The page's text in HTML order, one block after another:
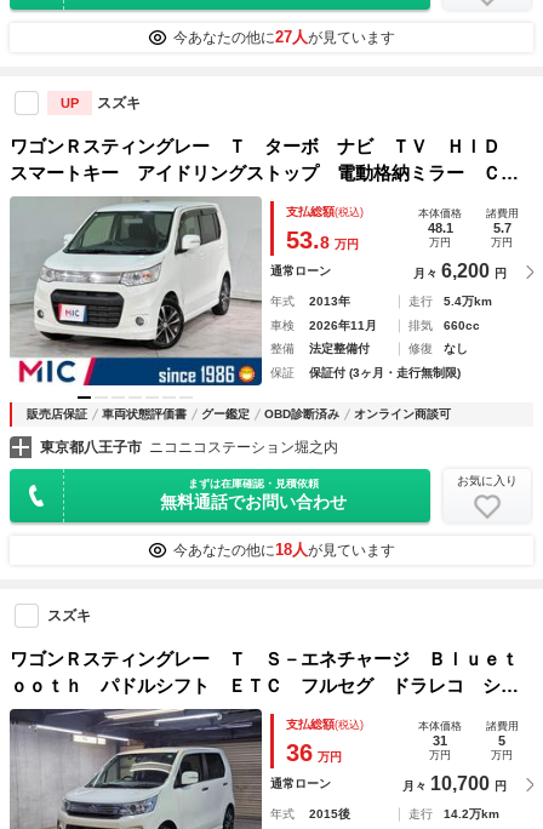
今あなたの他に27人が見ています
UP スズキ
ワゴンＲスティングレー Ｔ ターボ ナビ ＴＶ ＨＩＤ
スマートキー アイドリングストップ 電動格納ミラー ＣＶ
Ｔ ＡＢＳ ＣＤ アルミホイール 衝突安全ボディ エアコ
ン パワーステアリング パワーウィンドウ
支払総額(税込)
53.8 万円
本体価格
48.1
万円
諸費用
5.7
万円
通常ローン 月々 6,200 円
年式 2013年 走行
5.4万km
車検
2026年11月 排気
660cc
整備
法定整備付 修復
なし
保証
保証付 (3ヶ月・走行無制限)
販売店保証 車両状態評価書 グー鑑定 OBD診断済み オンライン商談可
東京都八王子市 ニコニコステーション堀之内
まずは在庫確認・見積依頼
無料通話でお問い合わせ
お気に入り
今あなたの他に18人が見ています
スズキ
ワゴンＲスティングレー Ｔ Ｓ－エネチャージ Ｂｌｕｅｔ
ｏｏｔｈ パドルシフト ＥＴＣ フルセグ ドラレコ シー
トヒーター シートリフター オートライト オートエアコ
ン プッシュスタート タイミングチェーン 室内クリーニン
支払総額(税込)
36 万円
本体価格
31
万円
諸費用
5
万円
通常ローン 月々 10,700 円
年式 2015後 走行
14.2万km